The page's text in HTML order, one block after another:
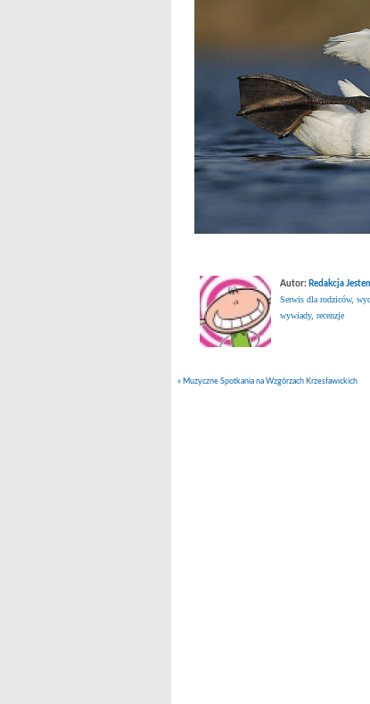
Autor: Redakcja
Serwis dla rodziców,
wywiady, recenzje
« Muzyczne Spotkania na Wzgórzach Krzesławickich